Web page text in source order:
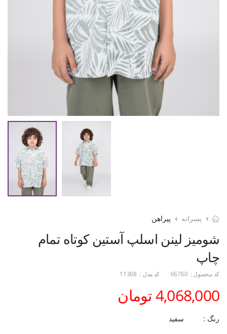
پسرانه پیراهن
شومیز لینن اسلپ آستین کوتاه تمام
چاپ
کد محصول : 66760 کد مدل : 11308
4,068,000 تومان
رنگ : سفید